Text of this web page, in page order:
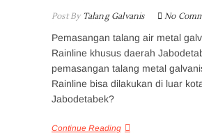
Post ByTalang Galvanis No
Pemasangan talang air metal
Rainline khusus daerah
pemasangan talang metal
Rainline bisa dilakukan di luar
Jabodetabek?
Continue Reading